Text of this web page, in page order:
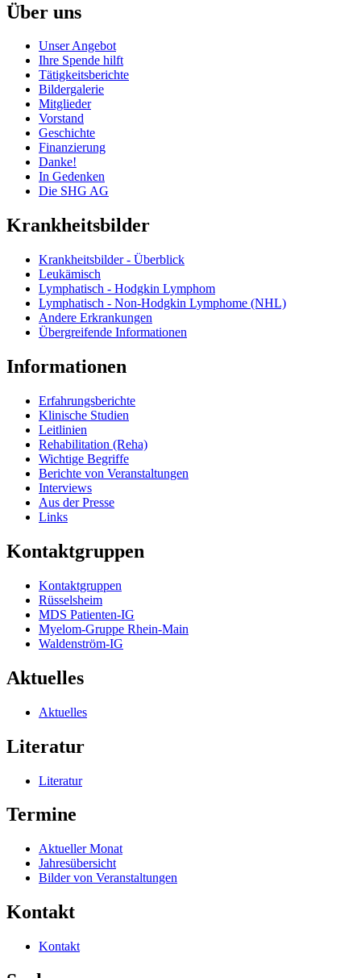
Über uns
Unser Angebot
Ihre Spende hilft
Tätigkeitsberichte
Bildergalerie
Mitglieder
Vorstand
Geschichte
Finanzierung
Danke!
In Gedenken
Die SHG AG
Krankheitsbilder
Krankheitsbilder - Überblick
Leukämisch
Lymphatisch - Hodgkin Lymphom
Lymphatisch - Non-Hodgkin Lymphome (NHL)
Andere Erkrankungen
Übergreifende Informationen
Informationen
Erfahrungsberichte
Klinische Studien
Leitlinien
Rehabilitation (Reha)
Wichtige Begriffe
Berichte von Veranstaltungen
Interviews
Aus der Presse
Links
Kontaktgruppen
Kontaktgruppen
Rüsselsheim
MDS Patienten-IG
Myelom-Gruppe Rhein-Main
Waldenström-IG
Aktuelles
Aktuelles
Literatur
Literatur
Termine
Aktueller Monat
Jahresübersicht
Bilder von Veranstaltungen
Kontakt
Kontakt